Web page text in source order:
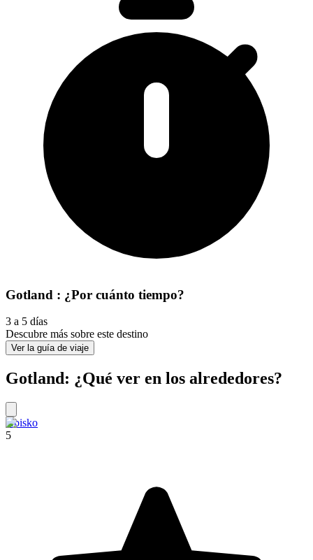
Gotland : ¿Por cuánto tiempo?
3 a 5 días
Descubre más sobre este destino
Ver la guía de viaje
Gotland: ¿Qué ver en los alrededores?
Abisko
5